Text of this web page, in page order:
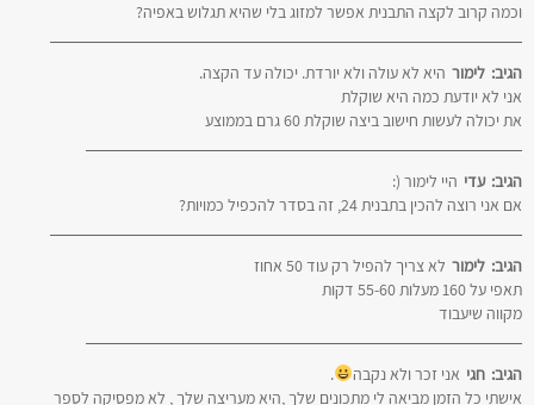
וכמה קרוב לקצה התבנית אפשר למזוג בלי שהיא תגלוש באפיה?
לימור הגיב:
היא לא עולה ולא יורדת. יכולה עד הקצה.
אני לא יודעת כמה היא שוקלת
את יכולה לעשות חישוב ביצה שוקלת 60 גרם בממוצע
עדי הגיב:
היי לימור (:
אם אני רוצה להכין בתבנית 24, זה בסדר להכפיל כמויות?
לימור הגיב:
לא צריך להפיל רק עוד 50 אחוז
תאפי על 160 מעלות 55-60 דקות
מקווה שיעבוד
חגי הגיב: אני זכר ולא נקבה
.
אישתי כל הזמן מביאה לי מתכונים שלך ,היא מעריצה שלך , לא מפסיקה לספר